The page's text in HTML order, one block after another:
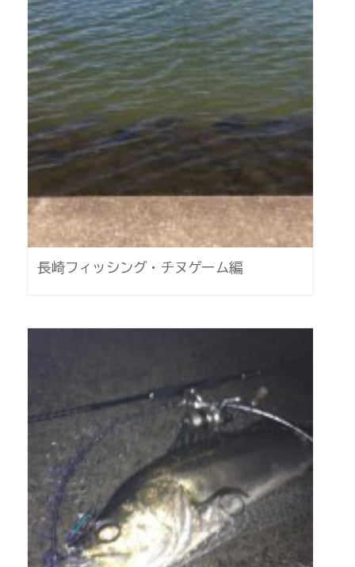
長崎フィッシング・チヌゲーム編